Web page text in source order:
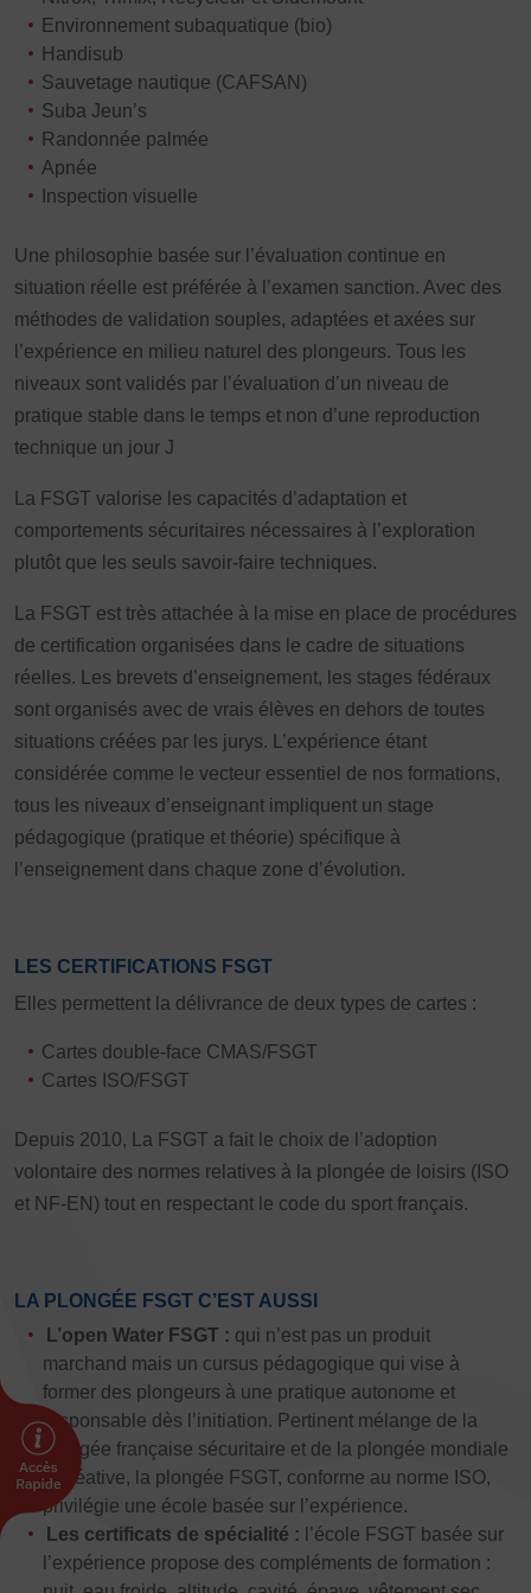
Vivicittà
ACTUALITÉS
CONTACT
JE SOUHAITE TROUVER UNE ACTIVITÉ SPORTIVE
Activités physiques de danse et d’expression
Atelier d’aventure motrice des 0 – 3 ans
Athlétisme – Piste & Courses hors stade Autres
Autres activités de pleine nature Autres sports collectifs
Autres sports Nautiques Ball-trap
Plongée Randonnée pédestre
Tennis de table Tir Tir à l’arc Vélo Volley-ball
Walking Foot
JE SOUHAITE M’AFFILIER
Affiliation
Réaffiliation
Prise de licence
JE SOUHAITE TROUVER UN COMITÉ
JE SOUHAITE ADHÉRER
Affiliation
Honorabilité
Licence Omnisports
Certificat Médical
Assurance
Environnement subaquatique (bio)
Handisub
Sauvetage nautique (CAFSAN)
Suba Jeun’s
Randonnée palmée
Apnée
Inspection visuelle
Une philosophie basée sur l’évaluation continue en
situation réelle est préférée à l’examen sanction. Avec des
méthodes de validation souples, adaptées et axées sur
l’expérience en milieu naturel des plongeurs. Tous les
niveaux sont validés par l’évaluation d’un niveau de
pratique stable dans le temps et non d’une reproduction
technique un jour J
La FSGT valorise les capacités d’adaptation et
comportements sécuritaires nécessaires à l’exploration
plutôt que les seuls savoir-faire techniques.
La FSGT est très attachée à la mise en place de procédures
de certification organisées dans le cadre de situations
réelles. Les brevets d’enseignement, les stages fédéraux
sont organisés avec de vrais élèves en dehors de toutes
situations créées par les jurys. L’expérience étant
considérée comme le vecteur essentiel de nos formations,
tous les niveaux d’enseignant impliquent un stage
pédagogique (pratique et théorie) spécifique à
l’enseignement dans chaque zone d’évolution.
LES CERTIFICATIONS FSGT
Elles permettent la délivrance de deux types de cartes :
Cartes double-face CMAS/FSGT
Cartes ISO/FSGT
Depuis 2010, La FSGT a fait le choix de l’adoption
volontaire des normes relatives à la plongée de loisirs (ISO
et NF-EN) tout en respectant le code du sport français.
LA PLONGÉE FSGT C’EST AUSSI
L’open Water FSGT : qui n’est pas un produit
marchand mais un cursus pédagogique qui vise à
former des plongeurs à une pratique autonome et
responsable dès l’initiation. Pertinent mélange de la
plongée française sécuritaire et de la plongée mondiale
récréative, la plongée FSGT, conforme au norme ISO,
privilégie une école basée sur l’expérience.
Les certificats de spécialité : l’école FSGT basée sur
l’expérience propose des compléments de formation :